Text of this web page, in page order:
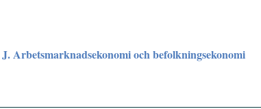
J. Arbetsmarknadsekonomi och befolkningsekonomi